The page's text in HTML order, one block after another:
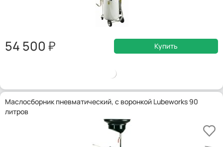
54 500 Купить
Маслосборник пневматический, с воронкой Lubeworks 90
литров